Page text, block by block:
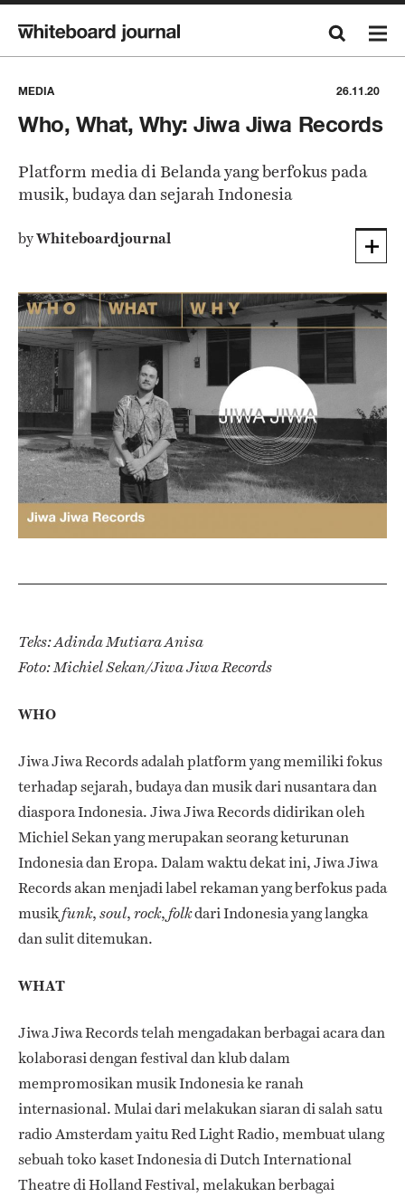
MEDIA 26.11.20
Who, What, Why: Jiwa Jiwa Records
Platform media di Belanda yang berfokus pada
musik, budaya dan sejarah Indonesia
byWhiteboardjournal
Teks: Adinda Mutiara Anisa
Foto: Michiel Sekan/Jiwa Jiwa Records
WHO
Jiwa Jiwa Records adalah platform yang memiliki fokus
terhadap sejarah, budaya dan musik dari nusantara dan
diaspora Indonesia. Jiwa Jiwa Records didirikan oleh
Michiel Sekan yang merupakan seorang keturunan
Indonesia dan Eropa. Dalam waktu dekat ini, Jiwa Jiwa
Records akan menjadi label rekaman yang berfokus pada
musikfunk, soul, rock, folkdari Indonesia yang langka
dan sulit ditemukan.
WHAT
Jiwa Jiwa Records telah mengadakan berbagai acara dan
kolaborasi dengan festival dan klub dalam
mempromosikan musik Indonesia ke ranah
internasional. Mulai dari melakukan siaran di salah satu
radio Amsterdam yaitu Red Light Radio, membuat ulang
sebuah toko kaset Indonesia di Dutch International
Theatre di Holland Festival, melakukan berbagai